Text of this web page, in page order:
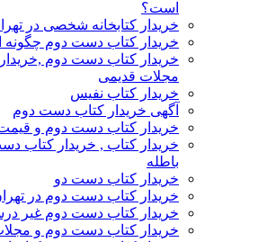
است؟
خریدار کتابخانه شخصی در
خریدار کتاب دست دوم
خریدار کتاب دست دوم ,خریدار
مجلات قدیمی
خریدار کتاب نفیس
آگهی خریدار کتاب دست دوم
خریدار کتاب دست دوم و
خریدار کتاب , خریدار کتاب
باطله
خریدار کتاب دست دو
خریدار کتاب دست دوم در
خریدار کتاب دست دوم غیر
خریدار کتاب دست دوم و